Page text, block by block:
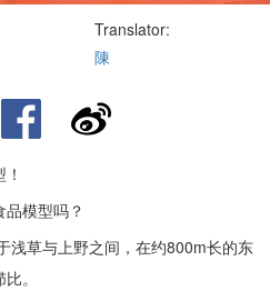
Translator:
陳
模型吗？
浅草与上野之间，在约800m长的东
。